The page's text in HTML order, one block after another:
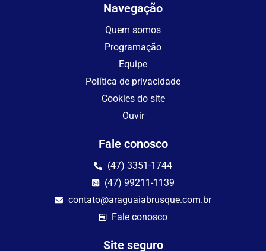
Navegação
Quem somos
Programação
Equipe
Política de privacidade
Cookies do site
Ouvir
Fale conosco
(47) 3351-1744
(47) 99211-1139
contato@araguaiabrusque.com.br
Fale conosco
Site seguro